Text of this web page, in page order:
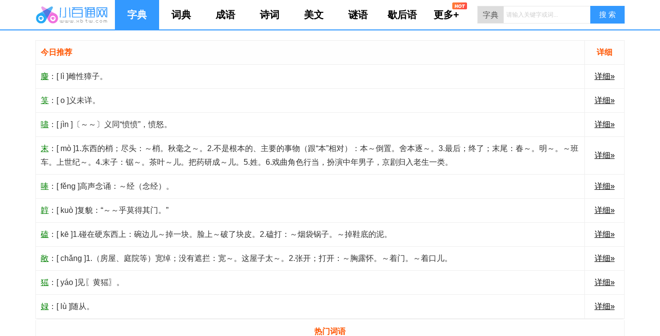
字典 词典 成语 诗词 美文 谜语 歇后语 更多+
今日推荐 详细
麜 ：[ lì ]雌性獐子。 详细»
筽 ：[ o ]义未详。 详细»
嚍 ：[ jìn ]〔～～〕义同“愤愤”，愤怒。 详细»
末 ：[ mò ]1.东西的梢；尽头：～梢。秋毫之～。2.不是根本的、主要的事物（跟“本”相对）：本～倒置。舍本逐～。3.最后；终了；末尾：春～。明～。～班
车。上世纪～。4.末子：锯～。茶叶～儿。把药研成～儿。5.姓。6.戏曲角色行当，扮演中年男子，京剧归入老生一类。
详细»
唪 ：[ fěng ]高声念诵：～经（念经）。 详细»
韕 ：[ kuò ]复貌：“～～乎莫得其门。” 详细»
磕 ：[ kē ]1.碰在硬东西上：碗边儿～掉一块。脸上～破了块皮。2.磕打：～烟袋锅子。～掉鞋底的泥。 详细»
敞 ：[ chǎng ]1.（房屋、庭院等）宽绰；没有遮拦：宽～。这屋子太～。2.张开；打开：～胸露怀。～着门。～着口儿。 详细»
猺 ：[ yáo ]见〖黄猺〗。 详细»
娽 ：[ lù ]随从。 详细»
热门词语